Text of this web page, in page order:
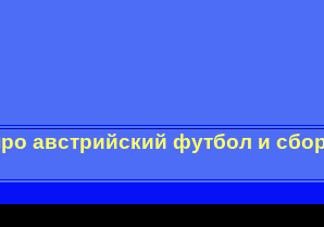
австрийский футбол и